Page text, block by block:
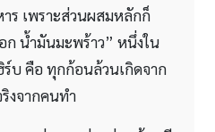
ร เพราะส่วนผสมหลักก็
น้ำมันมะพร้าว” หนึ่งใน
ร์บ คือ ทุกก้อนล้วนเกิดจาก
งจากคนทำ